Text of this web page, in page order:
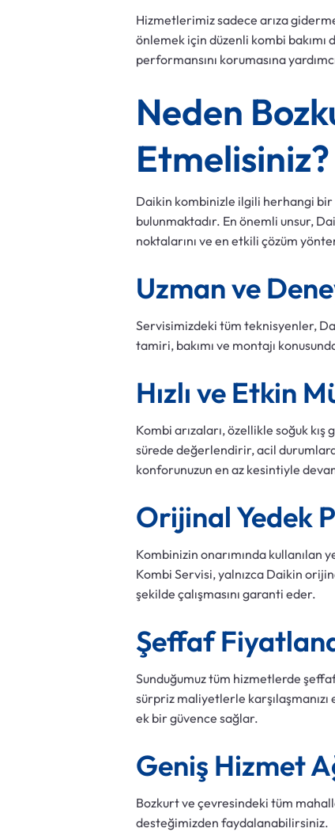
Hizmetlerimiz sadece arıza
önlemek için düzenli kombi
performansını korumasına
Neden
Etmelisiniz?
Daikin kombinizle ilgili herhangi
bulunmaktadır. En önemli unsur,
noktalarını ve en etkili çözüm
Uzman ve
Servisimizdeki tüm teknisyenler,
tamiri, bakımı ve montajı
Hızlı ve Etkin
Kombi arızaları, özellikle soğuk
sürede değerlendirir, acil
konforunuzun en az kesintiyle
Orijinal Yedek
Kombinizin onarımında kullanılan
Kombi Servisi, yalnızca Daikin
şekilde çalışmasını garanti eder.
Şeffaf
Sunduğumuz tüm hizmetlerde
sürpriz maliyetlerle karşılaşmanızı
ek bir güvence sağlar.
Geniş Hizmet
Bozkurt ve çevresindeki tüm
desteğimizden faydalanabilirsiniz.